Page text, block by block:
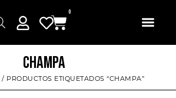
0
CHAMPA
/ PRODUCTOS ETIQUETADOS “CHAMPA”